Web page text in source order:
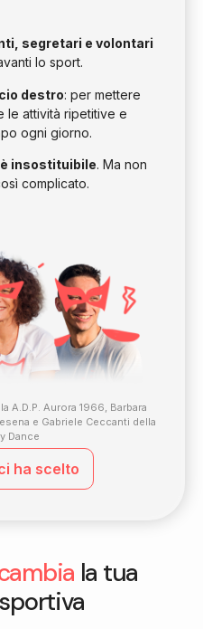
segretari e volontari
lo sport.
destro: per mettere
le attività ripetitive e
ogni giorno.
insostituibile. Ma non
complicato.
A.D.P. Aurora 1966, Barbara
e Gabriele Ceccanti della
Dance
ha scelto
la tua